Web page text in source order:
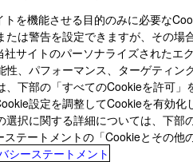
を機能させる目的のみに必要な
たは警告を設定できますが、その場
サイトのパーソナライズされたエ
、パフォーマンス、ターゲティン
、下部の「すべてのCookieを許可」
設定を調整してCookieを有効化
択に関する詳細については、下部
テートメントの「Cookieとその他
シーステートメント